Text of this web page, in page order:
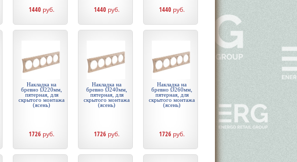
1440 руб. 1440 руб. 1440 руб.
Накладка на
бревно Ø220мм,
пятерная, для
скрытого монтажа
(ясень)
1726 руб.
Накладка на
бревно Ø240мм,
пятерная, для
скрытого монтажа
(ясень)
1726 руб.
Накладка на
бревно Ø260мм,
пятерная, для
скрытого монтажа
(ясень)
1726 руб.